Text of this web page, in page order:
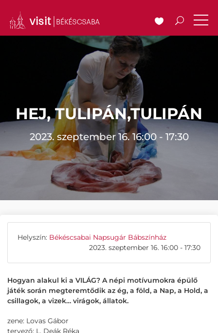
HEJ, TULIPÁN,TULIPÁN
2023. szeptember 16. 16:00 - 17:30
Helyszín: Békéscsabai Napsugár Bábszínház
2023. szeptember 16. 16:00 - 17:30
Hogyan alakul ki a VILÁG? A népi motívumokra épülő
játék során megteremtődik az ég, a föld, a Nap, a Hold, a
csillagok, a vizek… virágok, állatok.
zene: Lovas Gábor
tervező: L. Deák Réka